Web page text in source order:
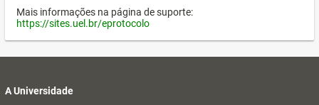
Mais informações na página de suporte:
https://sites.uel.br/eprotocolo
A Universidade